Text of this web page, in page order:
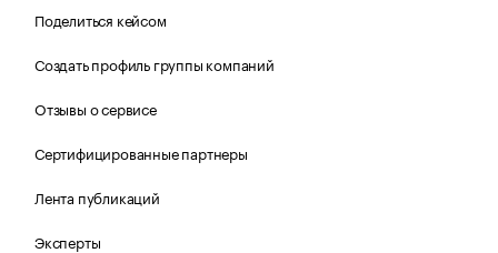
Поделиться кейсом
Создать профиль группы компаний
Отзывы о сервисе
Сертифицированные партнеры
Лента публикаций
Эксперты